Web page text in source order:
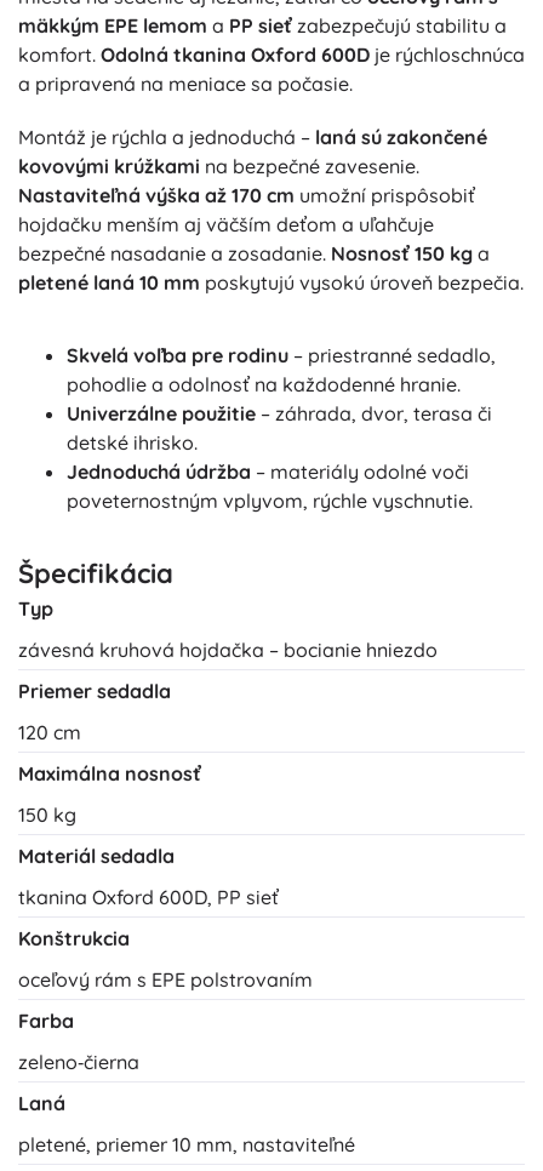
mäkkým EPE lemom a PP sieť zabezpečujú stabilitu a
komfort. Odolná tkanina Oxford 600D je rýchloschnúca
a pripravená na meniace sa počasie.
Montáž je rýchla a jednoduchá – laná sú zakončené
kovovými krúžkami na bezpečné zavesenie.
Nastaviteľná výška až 170 cm umožní prispôsobiť
hojdačku menším aj väčším deťom a uľahčuje
bezpečné nasadanie a zosadanie. Nosnosť 150 kg a
pletené laná 10 mm poskytujú vysokú úroveň bezpečia.
Skvelá voľba pre rodinu – priestranné sedadlo,
pohodlie a odolnosť na každodenné hranie.
Univerzálne použitie – záhrada, dvor, terasa či
detské ihrisko.
Jednoduchá údržba – materiály odolné voči
poveternostným vplyvom, rýchle vyschnutie.
Špecifikácia
Typ
závesná kruhová hojdačka – bocianie hniezdo
Priemer sedadla
120 cm
Maximálna nosnosť
150 kg
Materiál sedadla
tkanina Oxford 600D, PP sieť
Konštrukcia
oceľový rám s EPE polstrovaním
Farba
zeleno‑čierna
Laná
pletené, priemer 10 mm, nastaviteľné